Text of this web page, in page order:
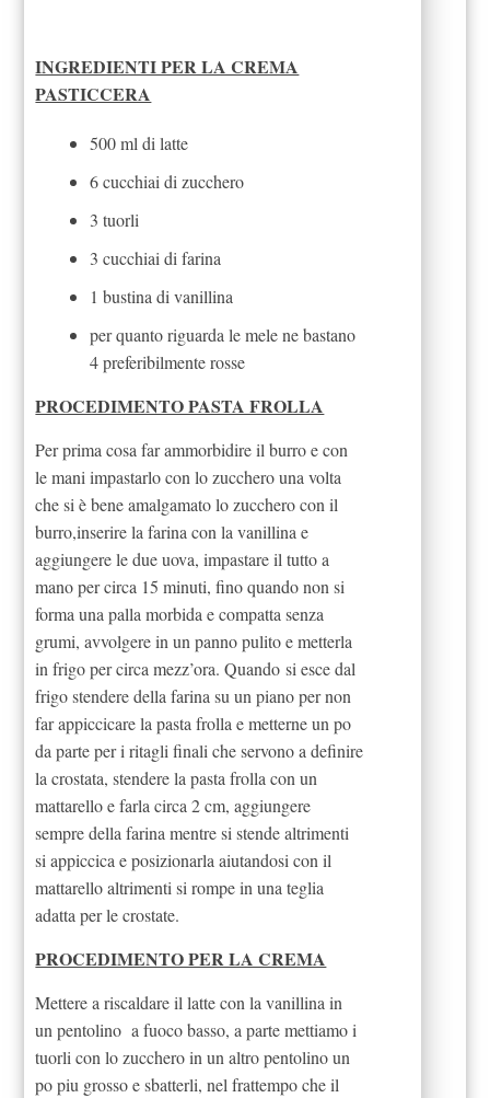
INGREDIENTI PER LA CREMA
PASTICCERA
500 ml di latte
6 cucchiai di zucchero
3 tuorli
3 cucchiai di farina
1 bustina di vanillina
per quanto riguarda le mele ne bastano
4 preferibilmente rosse
PROCEDIMENTO PASTA FROLLA
Per prima cosa far ammorbidire il burro e con
le mani impastarlo con lo zucchero una volta
che si è bene amalgamato lo zucchero con il
burro,inserire la farina con la vanillina e
aggiungere le due uova, impastare il tutto a
mano per circa 15 minuti, fino quando non si
forma una palla morbida e compatta senza
grumi, avvolgere in un panno pulito e metterla
in frigo per circa mezz’ora. Quandosi esce dal
frigo stendere della farina su un piano per non
far appiccicare la pasta frolla e metterne un po
da parte per i ritagli finali che servono a definire
la crostata, stendere la pasta frolla con un
mattarello e farla circa 2 cm, aggiungere
sempre della farina mentre si stende altrimenti
si appiccica e posizionarla aiutandosi con il
mattarello altrimenti si rompe in una teglia
adatta per le crostate.
PROCEDIMENTO PER LA CREMA
Mettere a riscaldare il latte con la vanillina in
un pentolino a fuoco basso, a parte mettiamo i
tuorli con lo zucchero in un altro pentolino un
po piu grosso e sbatterli, nel frattempo che il